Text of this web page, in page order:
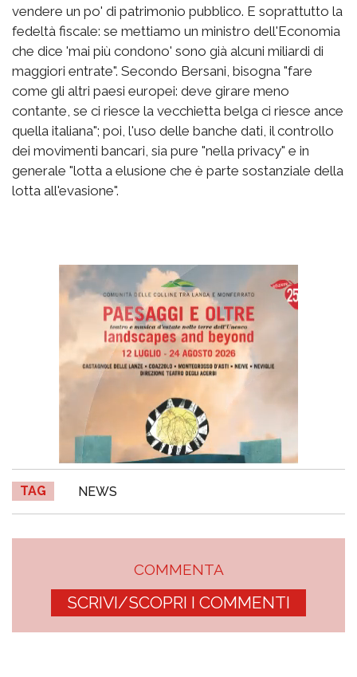
vendere un po' di patrimonio pubblico. E soprattutto la
fedeltà fiscale: se mettiamo un ministro dell'Economia
che dice 'mai più condono' sono già alcuni miliardi di
maggiori entrate". Secondo Bersani, bisogna "fare
come gli altri paesi europei: deve girare meno
contante, se ci riesce la vecchietta belga ci riesce ance
quella italiana"; poi, l'uso delle banche dati, il controllo
dei movimenti bancari, sia pure "nella privacy" e in
generale "lotta a elusione che è parte sostanziale della
lotta all'evasione".
TAG NEWS
COMMENTA
SCRIVI/SCOPRI I COMMENTI